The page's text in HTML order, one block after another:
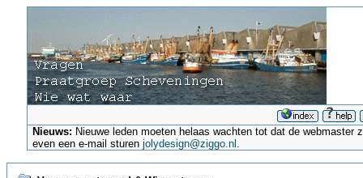
Nieuws: Nieuwe leden moeten helaas wachten tot dat de
even een e-mail sturenjolydesign@ziggo.nl .